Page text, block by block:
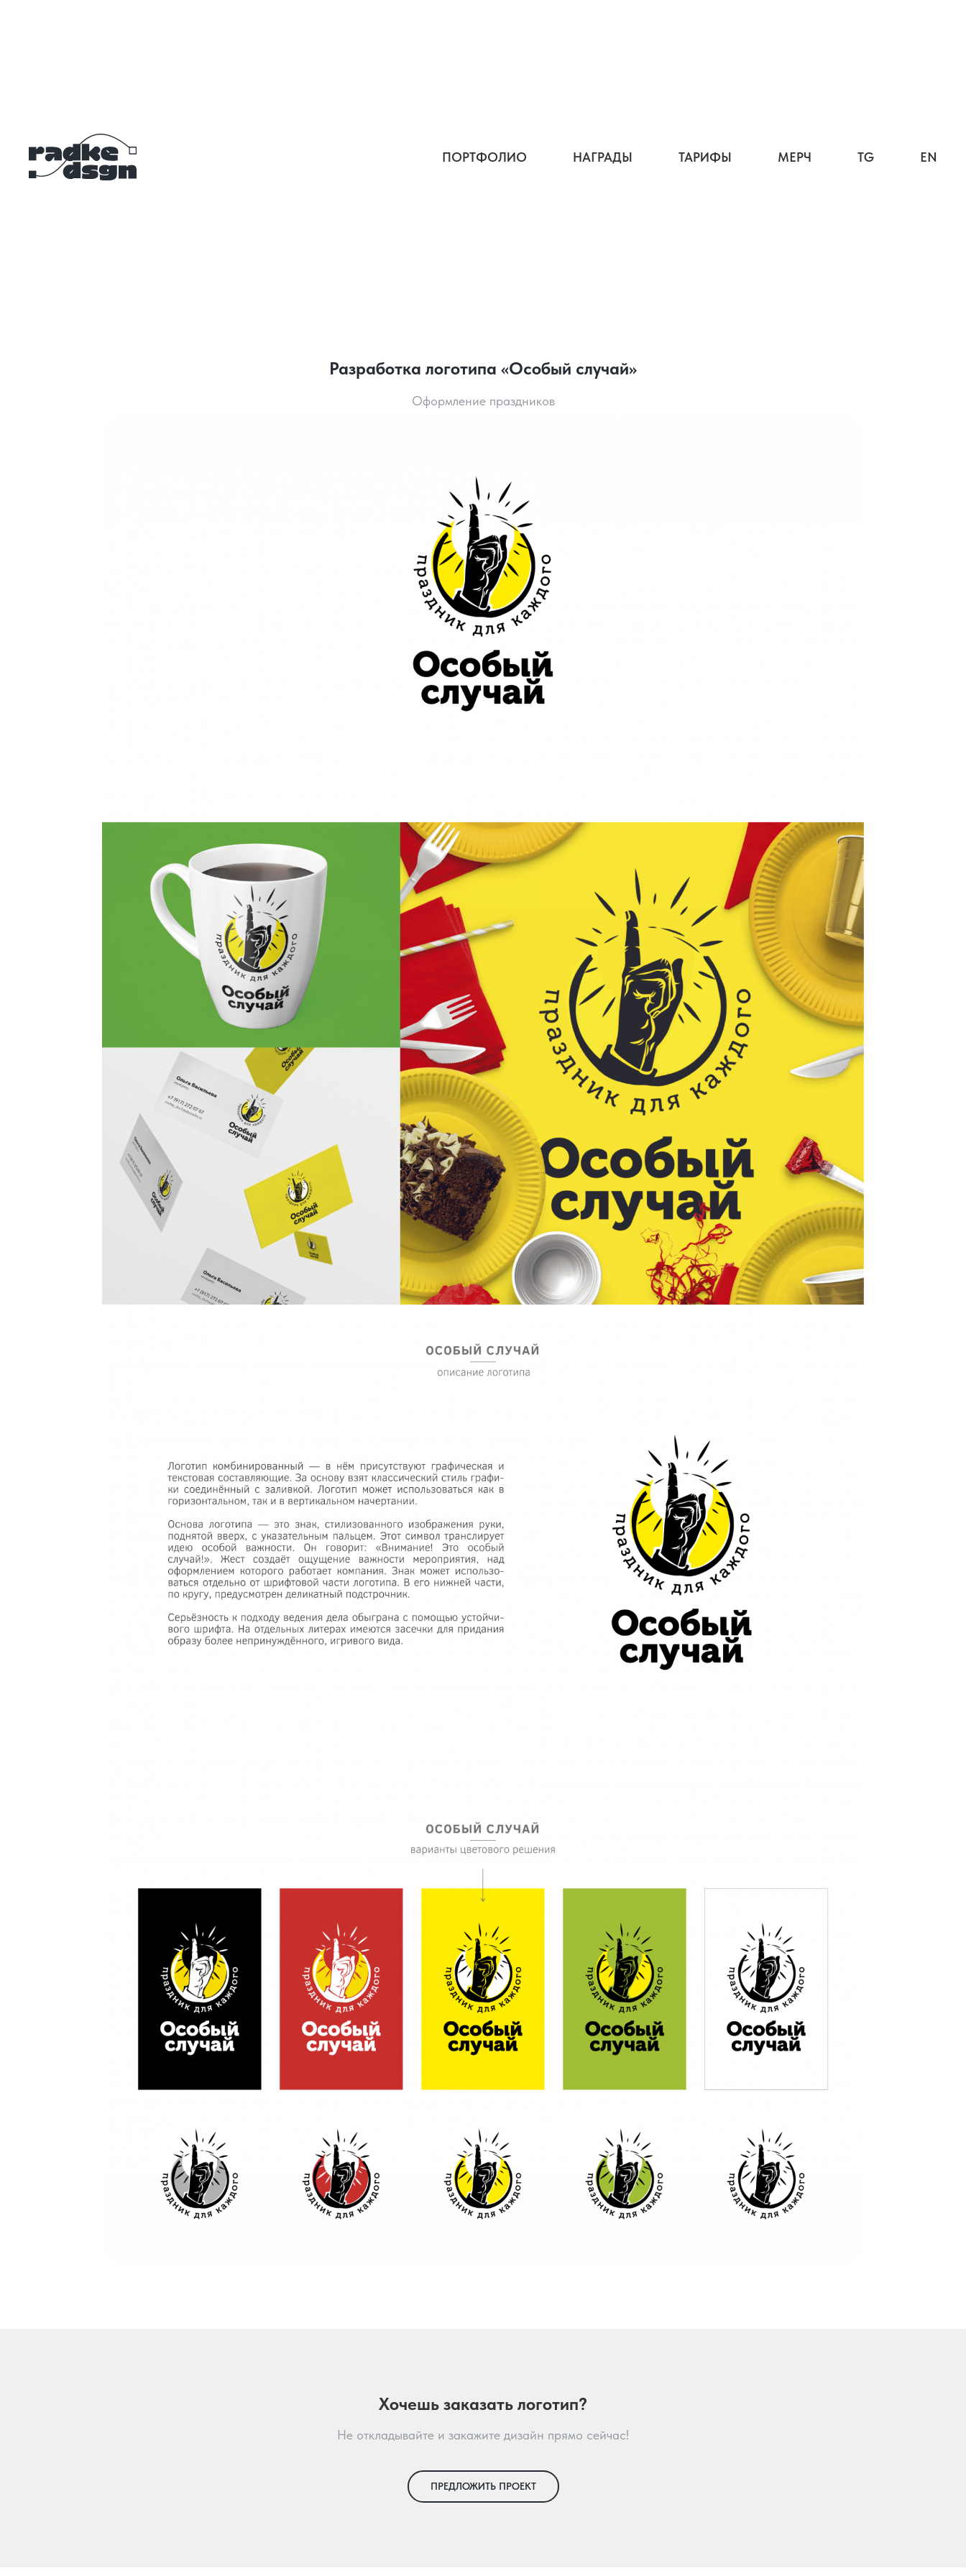
ПОРТФОЛИО НАГРАДЫ ТАРИФЫ МЕРЧ TG EN
Разработка логотипа «Особый случай»
Оформление праздников
Хочешь заказать логотип?
Не откладывайте и закажите дизайн прямо сейчас!
ПРЕДЛОЖИТЬ ПРОЕКТ